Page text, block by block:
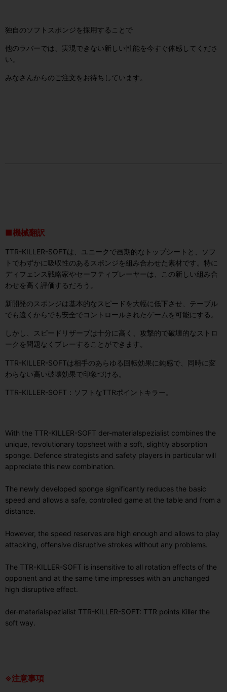
独自のソフトスポンジを採用することで
他のラバーでは、実現できない新しい性能を今すぐ体感してくださ
い。
みなさんからのご注文をお待ちしています。
■機械翻訳
TTR-KILLER-SOFTは、ユニークで画期的なトップシートと、ソフ
トでわずかに吸収性のあるスポンジを組み合わせた素材です。特に
ディフェンス戦略家やセーフティプレーヤーは、この新しい組み合
わせを高く評価するだろう。
新開発のスポンジは基本的なスピードを大幅に低下させ、テーブル
でも遠くからでも安全でコントロールされたゲームを可能にする。
しかし、スピードリザーブは十分に高く、攻撃的で破壊的なストロ
ークを問題なくプレーすることができます。
TTR-KILLER-SOFTは相手のあらゆる回転効果に鈍感で、同時に変
わらない高い破壊効果で印象づける。
TTR-KILLER-SOFT：ソフトなTTRポイントキラー。
With the TTR-KILLER-SOFT der-materialspezialist combines the
unique, revolutionary topsheet with a soft, slightly absorption
sponge. Defence strategists and safety players in particular will
appreciate this new combination.
The newly developed sponge significantly reduces the basic
speed and allows a safe, controlled game at the table and from a
distance.
However, the speed reserves are high enough and allows to play
attacking, offensive disruptive strokes without any problems.
The TTR-KILLER-SOFT is insensitive to all rotation effects of the
opponent and at the same time impresses with an unchanged
high disruptive effect.
der-materialspezialist TTR-KILLER-SOFT: TTR points Killer the
soft way.
※注意事項